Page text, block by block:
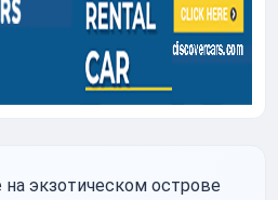
экзотическом острове